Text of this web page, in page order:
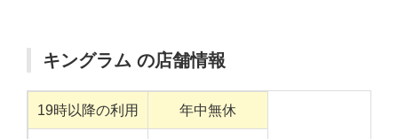
キングラム の店舗情報
19時以降の利用 年中無休